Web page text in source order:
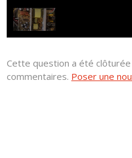
Cette question a été
commentaires. Poser une